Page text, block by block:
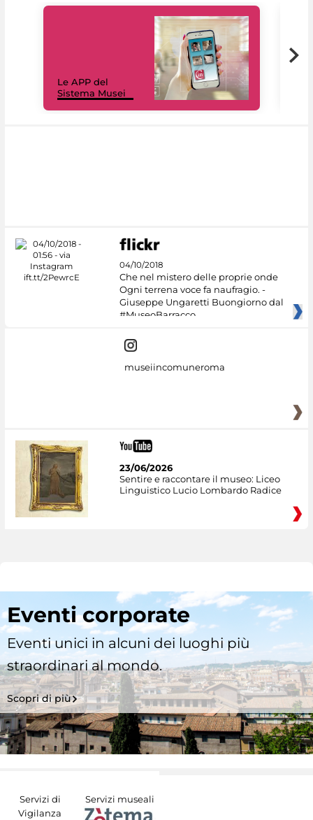
Le APP del
Sistema Musei
04/10/2018
Che nel mistero delle proprie onde
Ogni terrena voce fa naufragio. -
Giuseppe Ungaretti Buongiorno dal
#MuseoBarracco
museiincomuneroma
23/06/2026
Sentire e raccontare il museo: Liceo
Linguistico Lucio Lombardo Radice
Eventi corporate
Eventi unici in alcuni dei luoghi più
straordinari al mondo.
Scopri di più
Servizi di
Vigilanza
Servizi museali